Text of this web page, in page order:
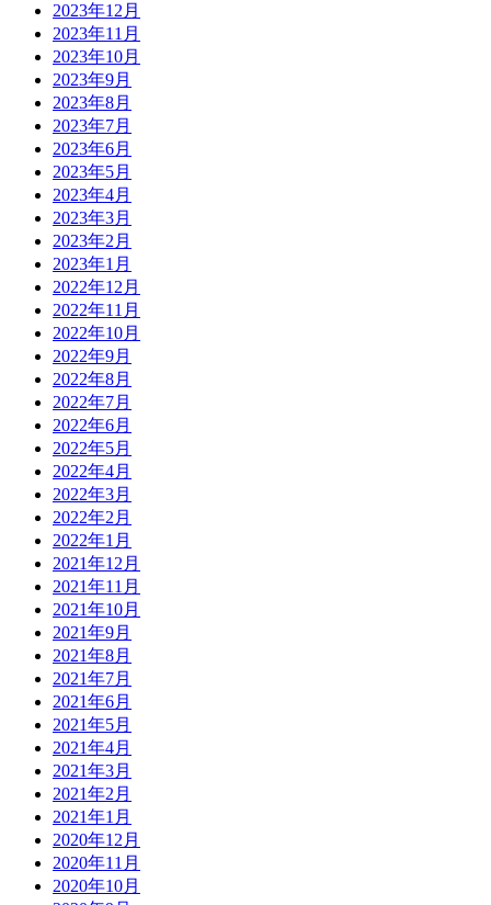
2023年12月
2023年11月
2023年10月
2023年9月
2023年8月
2023年7月
2023年6月
2023年5月
2023年4月
2023年3月
2023年2月
2023年1月
2022年12月
2022年11月
2022年10月
2022年9月
2022年8月
2022年7月
2022年6月
2022年5月
2022年4月
2022年3月
2022年2月
2022年1月
2021年12月
2021年11月
2021年10月
2021年9月
2021年8月
2021年7月
2021年6月
2021年5月
2021年4月
2021年3月
2021年2月
2021年1月
2020年12月
2020年11月
2020年10月